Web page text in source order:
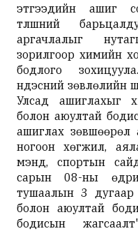
этгээдийн ашиг
түлшний
аргачлалыг
зорилгоор химийн
бодлого
үндэсний зөвлөлийн
Улсад ашиглахыг
болон аюултай
ашиглах зөвшөөрөл
ногоон хөгжил,
мэнд, спортын
сарын 08-ны
тушаалын 3
болон аюултай
бодисын